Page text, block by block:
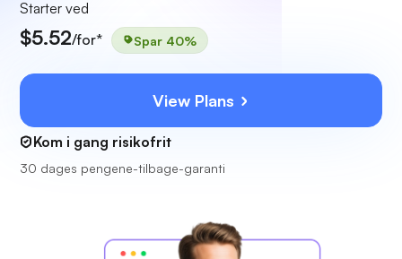
Starter ved
$5.52/for* Spar 40%
View Plans
Kom i gang risikofrit
30 dages pengene-tilbage-garanti